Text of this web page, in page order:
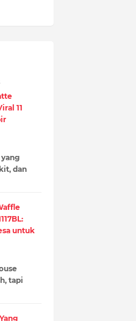
11
dan
untuk
tapi